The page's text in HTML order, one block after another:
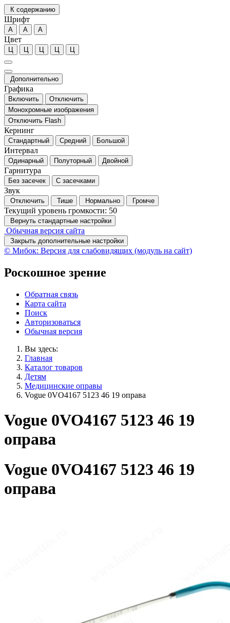
К содержанию
Шрифт
А А А
Цвет
Ц Ц Ц Ц Ц
Дополнительно
Графика
Включить
Отключить
Монохромные изображения
Отключить Flash
Кернинг
Стандартный Средний Большой
Интервал
Одинарный Полуторный Двойной
Гарнитура
Без засечек С засечками
Звук
Отключить Тише Нормально Громче
Текущий уровень громкости: 50
Вернуть стандартные настройки
Обычная версия сайта
Закрыть дополнительные настройки
© Мибок: Версия для слабовидящих (модуль на сайт)
Роскошное зрение
Обратная связь
Карта сайта
Поиск
Авторизоваться
Обычная версия
Вы здесь:
Главная
Каталог товаров
Детям
Медицинские оправы
Vogue 0VO4167 5123 46 19 оправа
Vogue 0VO4167 5123 46 19
оправа
Vogue 0VO4167 5123 46 19
оправа